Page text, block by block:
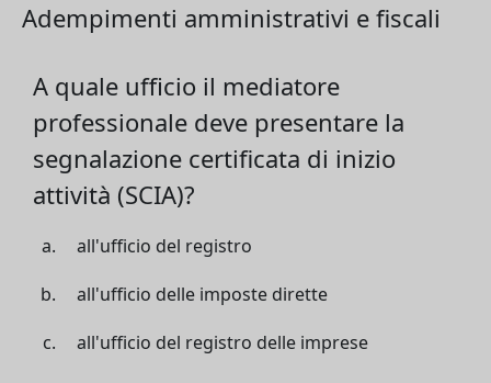
Adempimenti amministrativi e fiscali
A quale ufficio il mediatore
professionale deve presentare la
segnalazione certificata di inizio
attività (SCIA)?
all'ufficio del registro
all'ufficio delle imposte dirette
all'ufficio del registro delle imprese